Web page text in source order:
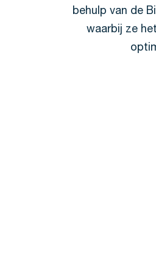
behulp van de
waarbij ze